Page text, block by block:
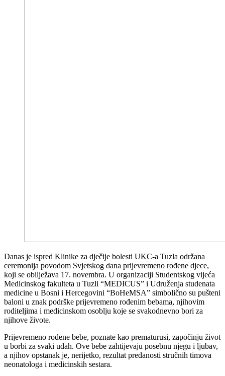
Danas je ispred Klinike za dječije bolesti UKC-a Tuzla održana
ceremonija povodom Svjetskog dana prijevremeno rođene djece,
koji se obilježava 17. novembra. U organizaciji Studentskog vijeća
Medicinskog fakulteta u Tuzli “MEDICUS” i Udruženja studenata
medicine u Bosni i Hercegovini “BoHeMSA” simbolično su pušteni
baloni u znak podrške prijevremeno rođenim bebama, njihovim
roditeljima i medicinskom osoblju koje se svakodnevno bori za
njihove živote.
Prijevremeno rođene bebe, poznate kao prematurusi, započinju život
u borbi za svaki udah. Ove bebe zahtijevaju posebnu njegu i ljubav,
a njihov opstanak je, nerijetko, rezultat predanosti stručnih timova
neonatologa i medicinskih sestara.